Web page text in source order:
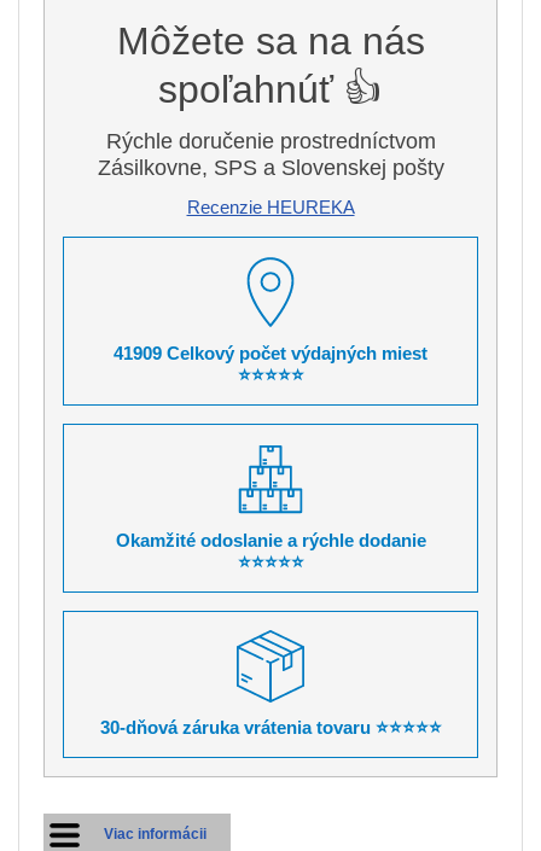
Môžete sa na nás
spoľahnúť 👍
Rýchle doručenie prostredníctvom
Zásilkovne, SPS a Slovenskej pošty
Recenzie HEUREKA
41909 Celkový počet výdajných miest
⭐⭐⭐⭐⭐
Okamžité odoslanie a rýchle dodanie
⭐⭐⭐⭐⭐
30-dňová záruka vrátenia tovaru ⭐⭐⭐⭐⭐
Viac informácii